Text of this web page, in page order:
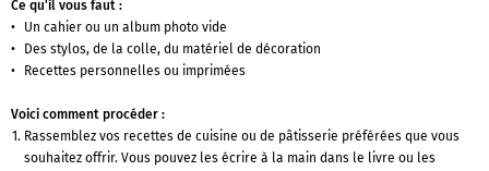
Ce qu'il vous faut :
Un cahier ou un album photo vide
Des stylos, de la colle, du matériel de décoration
Recettes personnelles ou imprimées
Voici comment procéder :
Rassemblez vos recettes de cuisine ou de pâtisserie préférées que vous
souhaitez offrir. Vous pouvez les écrire à la main dans le livre ou les